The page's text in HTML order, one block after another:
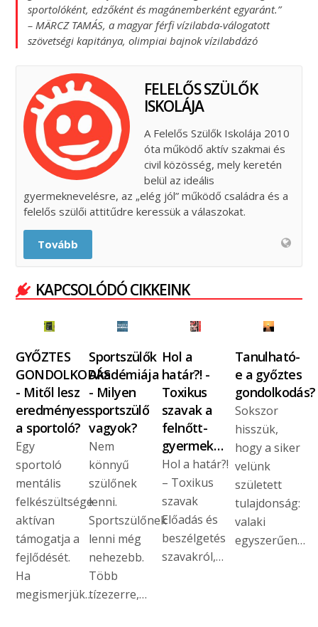
sportolóként, edzőként és magánemberként egyaránt.”
– MÄRCZ TAMÁS, a magyar férfi vízilabda-válogatott
szövetségi kapitánya, olimpiai bajnok vízilabdázó
FELELŐS SZÜLŐK
ISKOLÁJA
A Felelős Szülők Iskolája 2010
óta működő aktív szakmai és
civil közösség, mely keretén
belül az ideális
gyermeknevelésre, az „elég jól” működő családra és a
felelős szülői attitűdre keressük a válaszokat.
Tovább
KAPCSOLÓDÓ CIKKEINK
GYŐZTES
GONDOLKODÁS
- Mitől lesz
eredményes
a sportoló?
Egy
sportoló
mentális
felkészültsége
aktívan
támogatja a
fejlődését.
Ha
megismerjük…
Sportszülők
Akadémiája
- Milyen
sportszülő
vagyok?
Nem
könnyű
szülőnek
lenni.
Sportszülőnek
lenni még
nehezebb.
Több
tízezerre,…
Hol a
határ?! -
Toxikus
szavak a
felnőtt-
gyermek…
Hol a határ?!
– Toxikus
szavak
Előadás és
beszélgetés
szavakról,…
Tanulható-
e a győztes
gondolkodás?
Sokszor
hisszük,
hogy a siker
velünk
született
tulajdonság:
valaki
egyszerűen…